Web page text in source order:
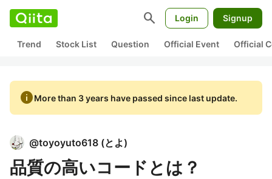
search Login Signup
Trend Stock List Question Official Event Official
infoMore than 3 years have passed since last update.
@toyoyuto618 (とよ)
品質の高いコードとは？